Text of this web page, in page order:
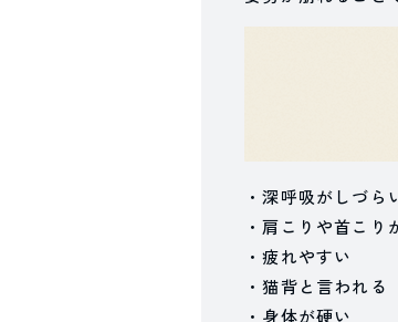
・深呼吸がしづら
・肩こりや首こり
・疲れやすい
・猫背と言われる
・身体が硬い